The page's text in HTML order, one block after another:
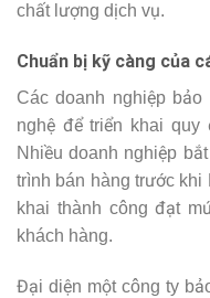
chất lượng dịch vụ.
Chuẩn bị kỹ càng của
Các doanh nghiệp
nghệ để triển khai quy
Nhiều doanh nghiệp
trình bán hàng trước khi
khai thành công đạt
khách hàng.
Đại diện một công ty